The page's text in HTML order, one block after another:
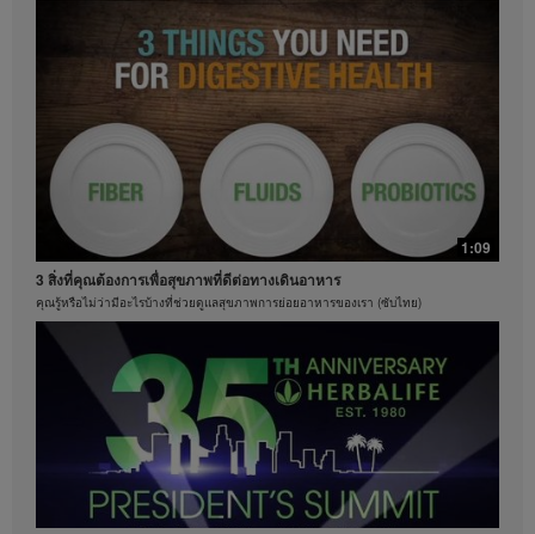
หลักและอีกหนึ่งครั้งเพื่อเป็นอาหารว่าง) ร่วมกับการรับ
ประทานอาหารที่มีแคลอรี่ลดลง และตั้งเป้าหมายการออก
กำลังกายไว้ 30 นาทีต่อวัน ผู้เข้าร่วมเลือกรับประทาน
อาหารที่มีโปรตีนสูงหรืออาหารที่มีโปรตีนในระดับ
มาตรฐาน ผลคือผู้เข้าร่วมในทั้งสองกลุ่มสามารถควบคุม
น้ำหนักได้ 8.5 ปอนด์ สำหรับข้อมูลเกี่ยวกับคำกล่าวอ้าง
ของการควบคุมน้ำหนักในภูมิภาคที่คุณดำเนินธุรกิจอยู่
โปรดศึกษาในคู่มือสมาชิกหรือเยี่ยมชมเว็บไซต์
MyHerbalife.com
ทุกคนควรจะปรึกษาแพทย์ของตนเองก่อนเริ่มโปรแกรม
ควบคุมน้ำหนักใดๆ ผลิตภัณฑ์เฮอร์บาไลฟ์สามารถส่ง
เสริมการดูแลและการควบคุมน้ำหนักเมื่อใช้เป็นส่วนหนึ่ง
ร่วมกับการควบคุมอาหารเท่านั้น แม้ว่าผลิตภัณฑ์บาง
ชนิดของเฮอร์บาไลฟ์อาจเหมาะที่จะนำมาใช้ทดแทนส่วน
หนึ่งของอาหารประจำวันของพวกเขา แต่ก็ไม่ควรถูกนำ
มาใช้ทดแทนการรับประทานอาหารทั้งหมดของบุคคลใดๆ
และควรรับประทานอาหารประจำวันให้เพียงพออย่าง
น้อยหนึ่งมื้อ
วิดีโอจะมีอยู่เฉพาะในคลังวิดีโอของเฮอร์บาไลฟ์เท่านั้น
ซึ่งเป็นกรรมสิทธิ์ของและดูแลจัดการโดยเฮอร์บาไลฟ์
อินเตอร์เนชั่นแนล ออฟ อเมริกา อิงค์ คุณสามารถรับชม
วิดีโอ และหากวิดีโออนุญาตให้ดาวน์โหลดได้ คุณ
สามารถทำซ้ำและเผยแพร่วิดีโอในรูปแบบที่ครบถ้วนเพื่อ
วัตถุประสงค์ในการส่งเสริมธุรกิจเฮอร์บาไลฟ์ของคุณหรือ
ชาคือหนึ่งในเครื่องดื่มที่ได้รับความนิยม
เฮอร์บาไลฟ์ใส่ใจด้านคุณภาพการสกัดชา
1:15
เฮอร์บาไลฟ์ครองอันดับหนึ่งของโลกในด้านเชคโปรตีน
ค้นหาคำตอบว่าทำไมเชคเฮอร์บาไลฟ์จึงอร่อย
1:09
3 สิ่งที่คุณต้องการเพื่อสุขภาพที่ดีต่อทางเดินอาหาร
คุณรู้หรือไม่ว่ามีอะไรบ้างที่ช่วยดูแลสุขภาพการย่อยอาหารของเรา (ซับไทย)